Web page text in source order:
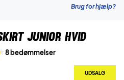
Brug for hjælp?
Junior Hvid
8 bedømmelser
UDSALG
UDSALG
UDSALG
UDSALG
UDSALG